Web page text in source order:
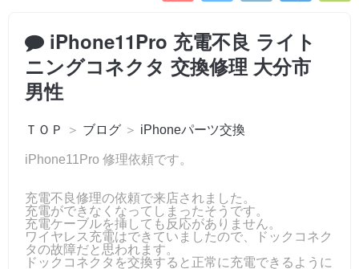
iPhone11Pro 充電不良 ライト
ニングコネクタ 交換修理 大分市
男性
ＴＯＰ ＞ ブログ ＞ iPhoneパーツ交換
iPhone11Pro 修理依頼です。
充電不良修理の依頼で来店されました。
充電ができなくなってしまったそうです。
充電ケーブルを挿しても反応がありません。
ワイヤレス充電はできていましたので、ドックコネク
タの故障だと思われます。
ドックコネクタを交換すると正常に充電できるように